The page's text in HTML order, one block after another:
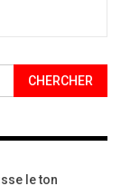
le ton